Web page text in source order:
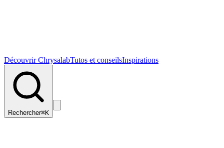
Découvrir ChrysalabTutos et conseilsInspirations
Rechercher⌘K